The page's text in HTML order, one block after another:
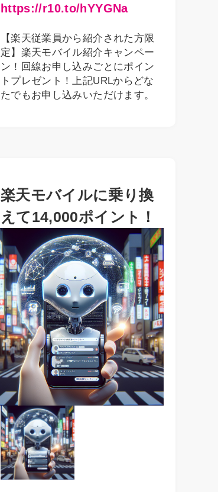
https://r10.to/hYYGNa
【楽天従業員から紹介された方限
定】楽天モバイル紹介キャンペー
ン！回線お申し込みごとにポイン
トプレゼント！上記URLからどな
たでもお申し込みいただけます。
楽天モバイルに乗り換
えて14,000ポイント！